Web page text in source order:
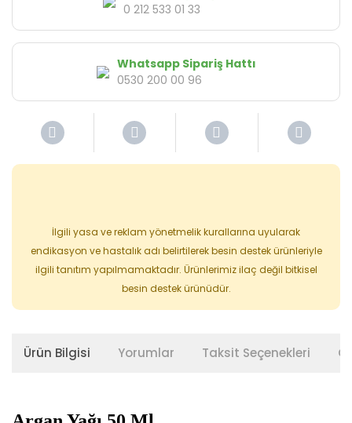
0 212 533 01 33
Whatsapp Sipariş Hattı
0530 200 00 96
İlgili yasa ve reklam yönetmelik kurallarına uyularak
endikasyon ve hastalık adı belirtilerek besin destek ürünleriyle
ilgili tanıtım yapılmamaktadır. Ürünlerimiz ilaç değil bitkisel
besin destek ürünüdür.
Ürün Bilgisi Yorumlar Taksit Seçenekleri